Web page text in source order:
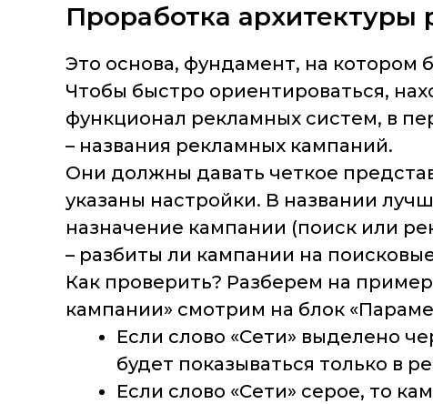
Проработка
Это основа, фундамент, на котором
Чтобы быстро ориентироваться,
функционал рекламных систем, в
– названия рекламных кампаний.
Они должны давать четкое
указаны настройки. В названии
назначение кампании (поиск или
– разбиты ли кампании на
Как проверить? Разберем на
кампании» смотрим на блок
Если слово «Сети» выделено
будет показываться только в
Если слово «Сети» серое, то